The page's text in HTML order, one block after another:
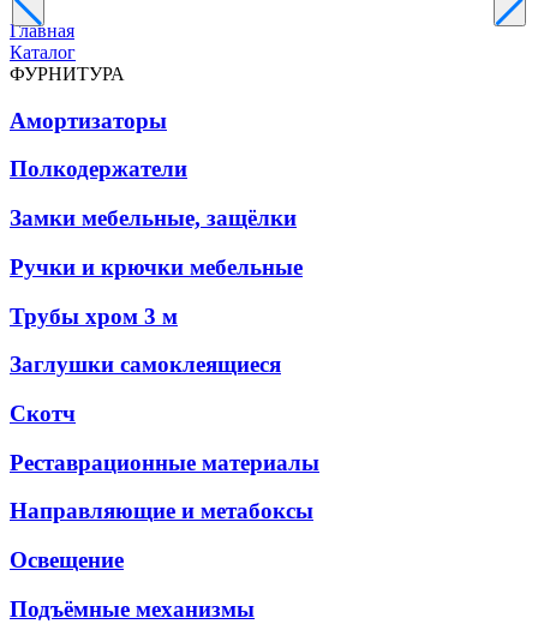
Главная
Каталог
ФУРНИТУРА
Амортизаторы
Полкодержатели
Замки мебельные, защёлки
Ручки и крючки мебельные
Трубы хром 3 м
Заглушки самоклеящиеся
Скотч
Реставрационные материалы
Направляющие и метабоксы
Освещение
Подъёмные механизмы